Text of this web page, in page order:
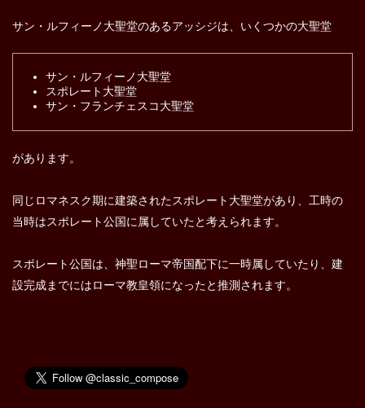
サン・ルフィーノ大聖堂のあるアッシジは、いくつかの大聖堂
サン・ルフィーノ大聖堂
スポレート大聖堂
サン・フランチェスコ大聖堂
があります。
同じロマネスク期に建築されたスポレート大聖堂があり、工時の
当時はスポレート公国に属していたと考えられます。
スポレート公国は、神聖ローマ帝国配下に一時属していたり、建
設完成までにはローマ教皇領になったと推測されます。